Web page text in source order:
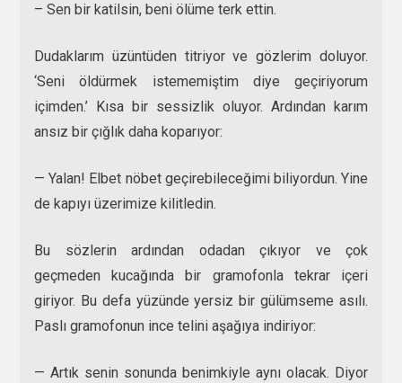
– Sen bir katilsin, beni ölüme terk ettin.
Dudaklarım üzüntüden titriyor ve gözlerim doluyor.
‘Seni öldürmek istememiştim diye geçiriyorum
içimden.’ Kısa bir sessizlik oluyor. Ardından karım
ansız bir çığlık daha koparıyor:
— Yalan! Elbet nöbet geçirebileceğimi biliyordun. Yine
de kapıyı üzerimize kilitledin.
Bu sözlerin ardından odadan çıkıyor ve çok
geçmeden kucağında bir gramofonla tekrar içeri
giriyor. Bu defa yüzünde yersiz bir gülümseme asılı.
Paslı gramofonun ince telini aşağıya indiriyor:
— Artık senin sonunda benimkiyle aynı olacak. Diyor